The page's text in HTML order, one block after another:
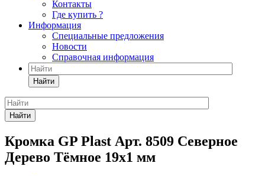
Контакты
Где купить ?
Информация
Специальные предложения
Новости
Справочная информация
Найти
Найти
Кромка GP Plast Арт. 8509 Северное
Дерево Тёмное 19x1 мм